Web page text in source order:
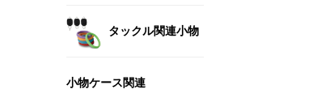
タックル関連小物
小物ケース関連